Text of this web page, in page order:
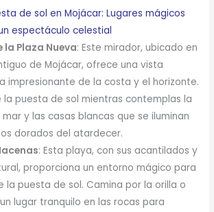
de sol en Mojácar: Lugares mágicos
espectáculo celestial
la Plaza Nueva: Este mirador, ubicado en
de Mojácar, ofrece una vista
impresionante de la costa y el horizonte.
la puesta de sol mientras contemplas la
y las casas blancas que se iluminan
dorados del atardecer.
: Esta playa, con sus acantilados y
proporciona un entorno mágico para
la puesta de sol. Camina por la orilla o
lugar tranquilo en las rocas para